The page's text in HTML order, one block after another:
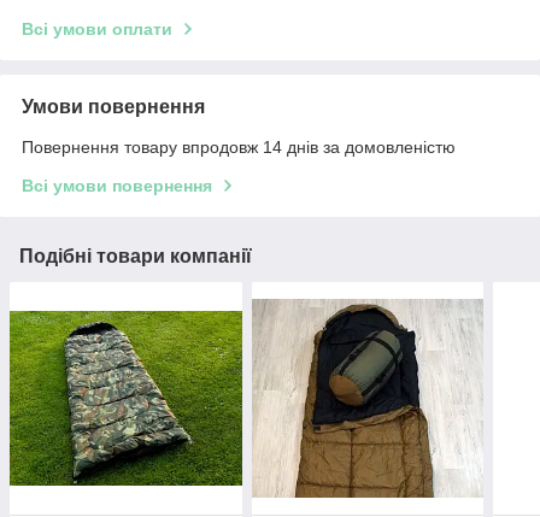
Всі умови оплати
Умови повернення
Повернення товару впродовж 14 днів за домовленістю
Всі умови повернення
Подібні товари компанії